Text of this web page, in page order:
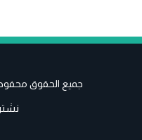
جميع الحقوق محفوظة